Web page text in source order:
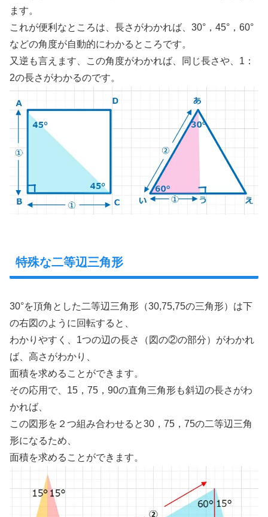
ます。
これが便利なところは、長さがわかれば、30°，45°，60°
などの角度が自動的にわかるところです。
又逆も言えます、この角度がわかれば、同じ長さや、1：
2の長さがわかるのです。
特殊な二等辺三角形
30°を頂角とした二等辺三角形（30,75,75の三角形）は下
の右図のように回転すると、
わかりやすく、1つの辺の長さ（図の②の部分）がわかれ
ば、高さがわかり、
面積を求めることができます。
その応用で、15，75，90の直角三角形も斜辺の長さがわ
かれば、
この図形を２つ組み合わせると30，75，75の二等辺三角
形になるため、
面積を求めることができます。